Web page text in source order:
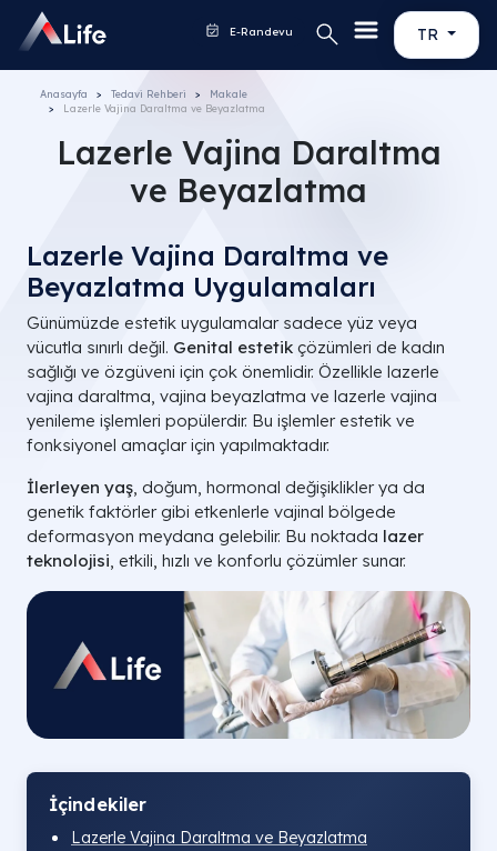
TR
E-Randevu
Anasayfa Tedavi Rehberi
Makale
Lazerle Vajina Daraltma ve Beyazlatma
Lazerle Vajina Daraltma
ve Beyazlatma
Lazerle Vajina Daraltma ve
Beyazlatma Uygulamaları
Günümüzde estetik uygulamalar sadece yüz veya
vücutla sınırlı değil. Genital estetik çözümleri de kadın
sağlığı ve özgüveni için çok önemlidir. Özellikle lazerle
vajina daraltma, vajina beyazlatma ve lazerle vajina
yenileme işlemleri popülerdir. Bu işlemler estetik ve
fonksiyonel amaçlar için yapılmaktadır.
İlerleyen yaş, doğum, hormonal değişiklikler ya da
genetik faktörler gibi etkenlerle vajinal bölgede
deformasyon meydana gelebilir. Bu noktada lazer
teknolojisi, etkili, hızlı ve konforlu çözümler sunar.
İçindekiler
Lazerle Vajina Daraltma ve Beyazlatma